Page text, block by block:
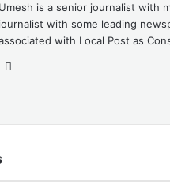
Umesh is a senior journalist with
journalist with some leading
with Local Post as